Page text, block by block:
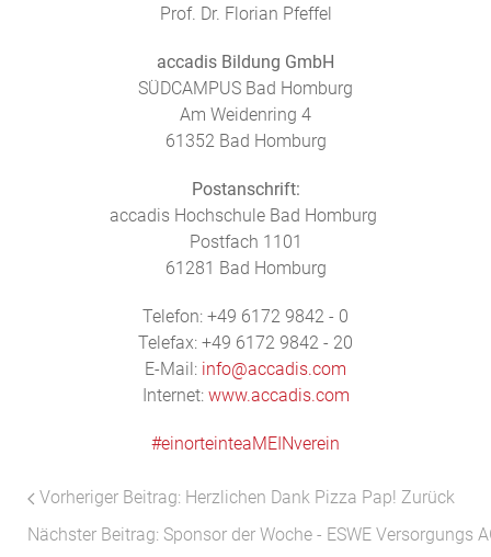
Prof. Dr. Florian Pfeffel
accadis Bildung GmbH
SÜDCAMPUS Bad Homburg
Am Weidenring 4
61352 Bad Homburg
Postanschrift:
accadis Hochschule Bad Homburg
Postfach 1101
61281 Bad Homburg
Telefon: +49 6172 9842 - 0
Telefax: +49 6172 9842 - 20
E-Mail: info@accadis.com
Internet: www.accadis.com
#einorteinteaMEINverein
Vorheriger Beitrag: Herzlichen Dank Pizza Pap! Zurück
Nächster Beitrag: Sponsor der Woche - ESWE Versorgungs